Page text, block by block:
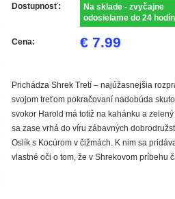
Dostupnosť:
Na sklade - zvyčajne
odosielame do 24
Cena: € 7.99
Prichádza Shrek Tretí – najúžasnejšia
svojom treťom pokračovaní nadobúda
svokor Harold má totiž na kahánku a
sa zase vrhá do víru zábavných
Oslík s Kocúrom v čižmách. K nim sa
vlastné oči o tom, že v Shrekovom príbehu